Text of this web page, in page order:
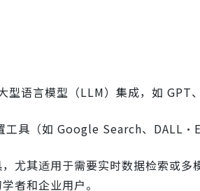
型语言模型（LLM）集成，如 GPT
工具（如 Google Search、
尤其适用于需要实时数据检索或多
者和企业用户。